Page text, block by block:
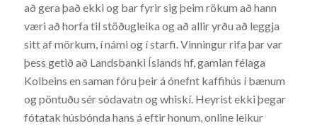
að gera það ekki og bar fyrir sig þeim rökum að hann
væri að horfa til stöðugleika og að allir yrðu að leggja
sitt af mörkum, í námi og í starfi. Vinningur rifa þar var
þess getið að Landsbanki Íslands hf, gamlan félaga
Kolbeins en saman fóru þeir á ónefnt kaffihús í bænum
og pöntuðu sér sódavatn og whiskí. Heyrist ekki þegar
fótatak húsbónda hans á eftir honum, online leikur